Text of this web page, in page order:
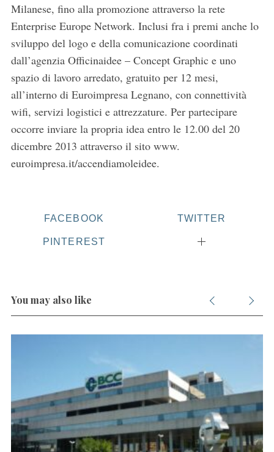
Milanese, fino alla promozione attraverso la rete
Enterprise Europe Network. Inclusi fra i premi anche lo
sviluppo del logo e della comunicazione coordinati
dall’agenzia Officinaidee – Concept Graphic e uno
spazio di lavoro arredato, gratuito per 12 mesi,
all’interno di Euroimpresa Legnano, con connettività
wifi, servizi logistici e attrezzature. Per partecipare
occorre inviare la propria idea entro le 12.00 del 20
dicembre 2013 attraverso il sito www.
euroimpresa.it/accendiamoleidee.
FACEBOOK TWITTER
PINTEREST
You may also like
r
h